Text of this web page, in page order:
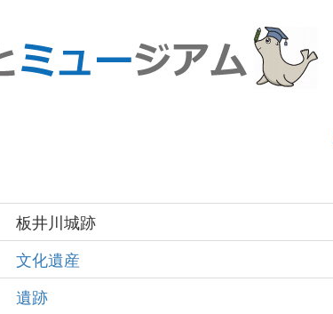
板井川城跡
文化遺産
遺跡